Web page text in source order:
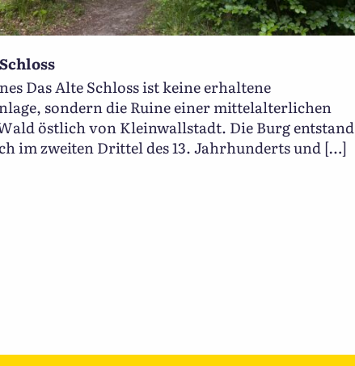
Das Alte Schloss ist keine erhaltene
sondern die Ruine einer mittelalterlichen
östlich von Kleinwallstadt. Die Burg entstand
im zweiten Drittel des 13. Jahrhunderts und […]